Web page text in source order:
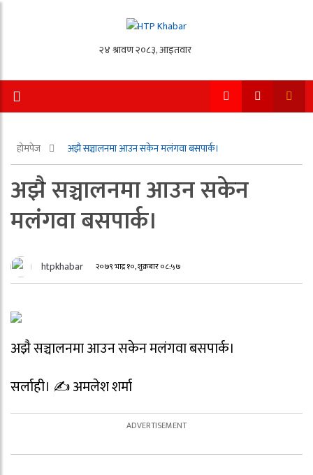
होमपेज अझै सञ्चालनमा आउन सकेन मलंगवा बसपार्क।
अझै सञ्चालनमा आउन सकेन
मलंगवा बसपार्क।
htpkhabar २०७९ भाद्र १०, शुक्रबार ०८:५७
अझै सञ्चालनमा आउन सकेन मलंगवा बसपार्क।
सर्लाही। ✍️ अमलेश शर्मा